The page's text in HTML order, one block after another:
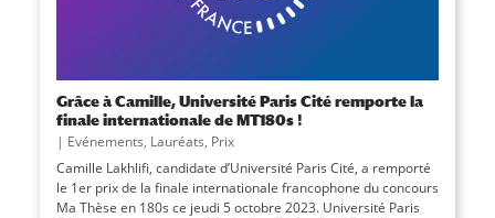
Grâce à Camille, Université Paris Cité remporte la
finale internationale de MT180s !
| Evénements, Lauréats, Prix
Camille Lakhlifi, candidate d’Université Paris Cité, a remporté
le 1er prix de la finale internationale francophone du concours
Ma Thèse en 180s ce jeudi 5 octobre 2023. Université Paris